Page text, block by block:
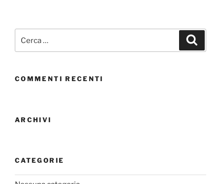
COMMENTI RECENTI
ARCHIVI
CATEGORIE